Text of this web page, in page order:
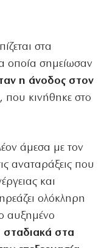
στα
οποία σημείωσαν
η άνοδος στον
, που κινήθηκε στο
άμεσα με τον
αναταράξεις που
και
ολόκληρη
αυξημένο
σταδιακά στα